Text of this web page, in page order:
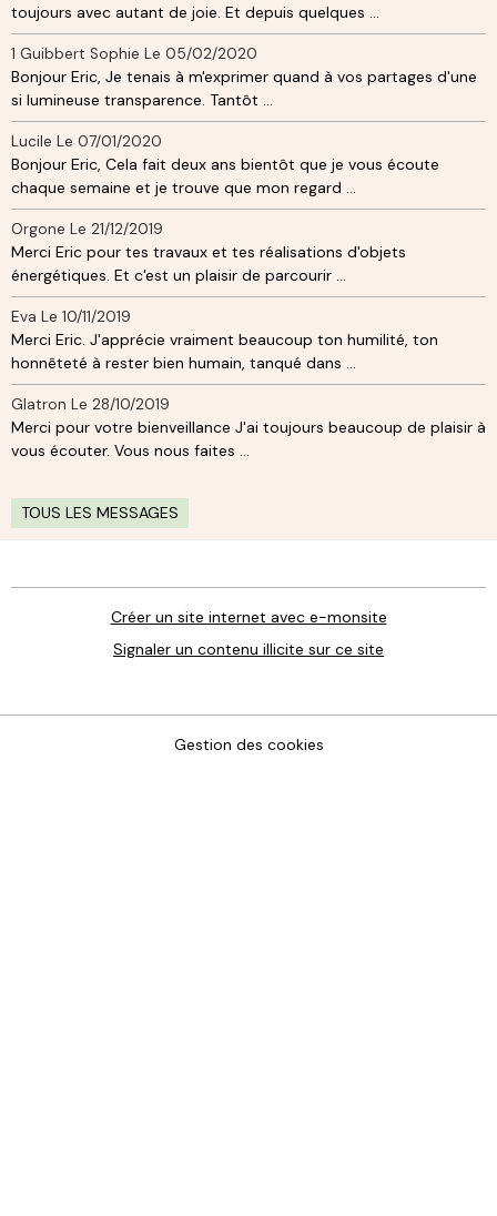
toujours avec autant de joie. Et depuis quelques ...
1 Guibbert Sophie Le 05/02/2020
Bonjour Eric, Je tenais à m'exprimer quand à vos partages d'une
si lumineuse transparence. Tantôt ...
Lucile Le 07/01/2020
Bonjour Eric, Cela fait deux ans bientôt que je vous écoute
chaque semaine et je trouve que mon regard ...
Orgone Le 21/12/2019
Merci Eric pour tes travaux et tes réalisations d'objets
énergétiques. Et c'est un plaisir de parcourir ...
Eva Le 10/11/2019
Merci Eric. J'apprécie vraiment beaucoup ton humilité, ton
honnêteté à rester bien humain, tanqué dans ...
Glatron Le 28/10/2019
Merci pour votre bienveillance J'ai toujours beaucoup de plaisir à
vous écouter. Vous nous faites ...
TOUS LES MESSAGES
Créer un site internet avec e-monsite
Signaler un contenu illicite sur ce site
Gestion des cookies